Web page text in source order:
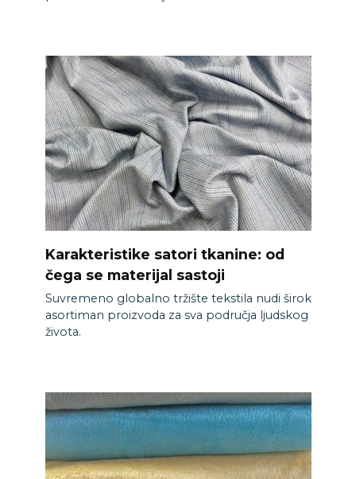
Karakteristike satori tkanine: od
čega se materijal sastoji
Suvremeno globalno tržište tekstila nudi širok
asortiman proizvoda za sva područja ljudskog
života.